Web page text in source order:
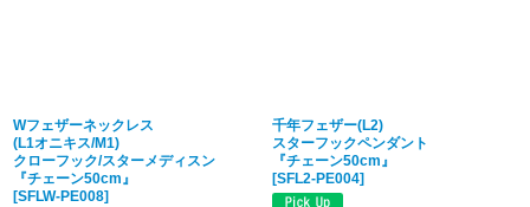
Wフェザーネックレス
(L1オニキス/M1)
クローフック/スターメディスン
『チェーン50cm』
[SFLW-PE008]
千年フェザー(L2)
スターフックペンダント
『チェーン50cm』
[SFL2-PE004]